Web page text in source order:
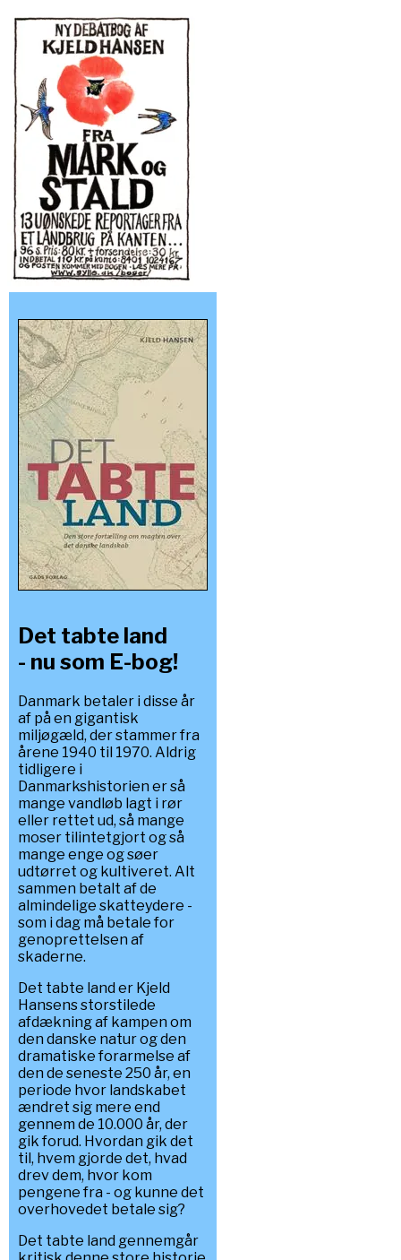
Det tabte land
- nu som E-bog!
Danmark betaler i disse år
af på en gigantisk
miljøgæld, der stammer fra
årene 1940 til 1970. Aldrig
tidligere i
Danmarkshistorien er så
mange vandløb lagt i rør
eller rettet ud, så mange
moser tilintetgjort og så
mange enge og søer
udtørret og kultiveret. Alt
sammen betalt af de
almindelige skatteydere -
som i dag må betale for
genoprettelsen af
skaderne.
Det tabte land er Kjeld
Hansens storstilede
afdækning af kampen om
den danske natur og den
dramatiske forarmelse af
den de seneste 250 år, en
periode hvor landskabet
ændret sig mere end
gennem de 10.000 år, der
gik forud. Hvordan gik det
til, hvem gjorde det, hvad
drev dem, hvor kom
pengene fra - og kunne det
overhovedet betale sig?
Det tabte land gennemgår